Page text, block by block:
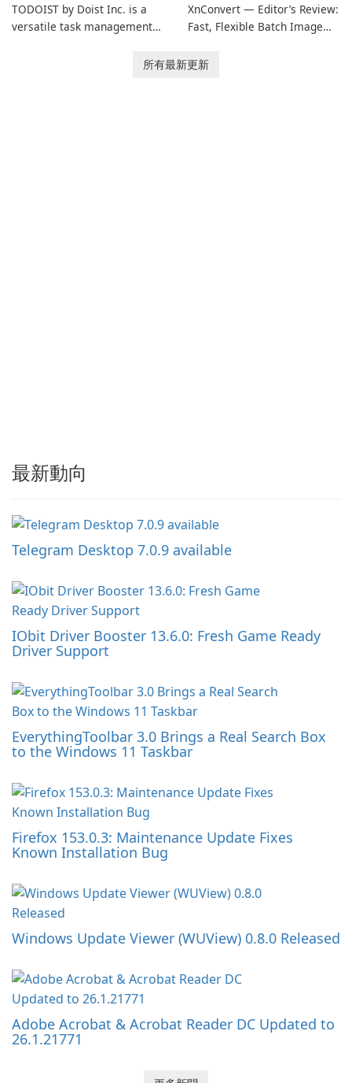
TODOIST by Doist Inc. is a
versatile task management
XnConvert — Editor’s Review:
Fast, Flexible Batch Image
macOS and Linux XnConvert
所有最新更新
最新動向
Telegram Desktop 7.0.9 available
IObit Driver Booster 13.6.0: Fresh Game Ready
Driver Support
EverythingToolbar 3.0 Brings a Real Search Box
to the Windows 11 Taskbar
Firefox 153.0.3: Maintenance Update Fixes
Known Installation Bug
Windows Update Viewer (WUView) 0.8.0 Released
Adobe Acrobat & Acrobat Reader DC Updated to
26.1.21771